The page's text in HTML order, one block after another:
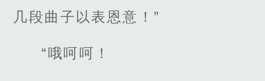
几段曲子以表恩意！”
“哦呵呵！